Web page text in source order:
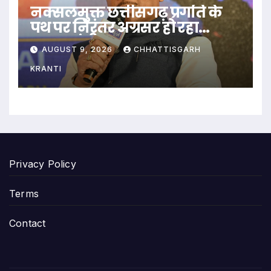
नक्सलमुक्त छत्तीसगढ़ प्रगति के
पथ पर निरंतर अग्रसर हो रहा
-मुख्यमंत्री साय
AUGUST 9, 2026 CHHATTISGARH
KRANTI
Privacy Policy
Terms
Contact